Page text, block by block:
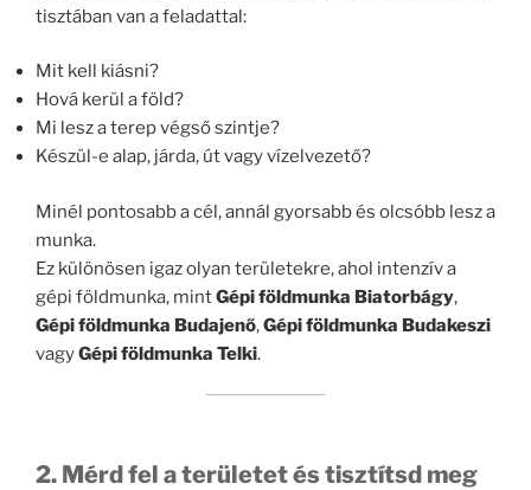
tisztában van a feladattal:
Mit kell kiásni?
Hová kerül a föld?
Mi lesz a terep végső szintje?
Készül-e alap, járda, út vagy vízelvezető?
Minél pontosabb a cél, annál gyorsabb és olcsóbb lesz a
munka.
Ez különösen igaz olyan területekre, ahol intenzív a
gépi földmunka, mintGépi földmunka Biatorbágy,
Gépi földmunka Budajenő,Gépi földmunka Budakeszi
vagyGépi földmunka Telki.
2. Mérd fel a területet és tisztítsd meg